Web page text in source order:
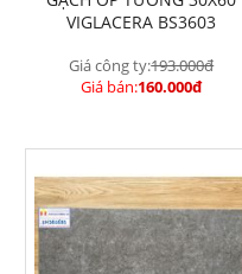
VIGLACERA BS3603
Giá công ty:193.000đ
Giá bán:160.000đ